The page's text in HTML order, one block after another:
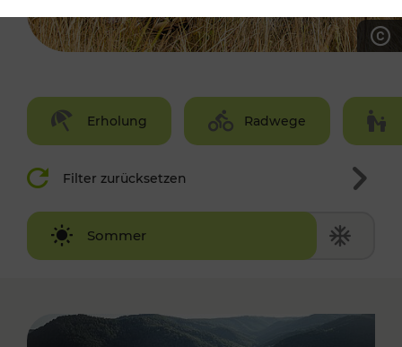
Erholung Radwege
Filter zurücksetzen
Sommer
Winter